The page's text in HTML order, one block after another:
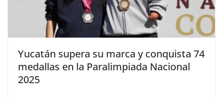
Yucatán supera su marca y conquista 74
medallas en la Paralimpiada Nacional
2025